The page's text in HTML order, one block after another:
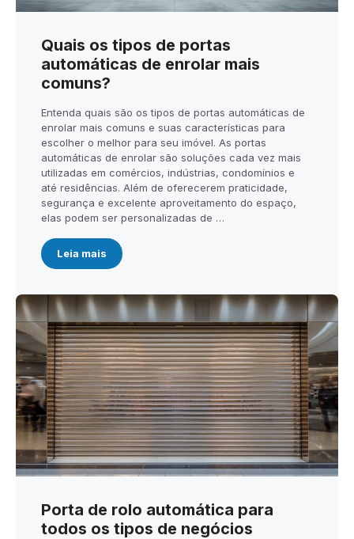
Quais os tipos de portas
automáticas de enrolar mais
comuns?
Entenda quais são os tipos de portas automáticas de
enrolar mais comuns e suas características para
escolher o melhor para seu imóvel. As portas
automáticas de enrolar são soluções cada vez mais
utilizadas em comércios, indústrias, condomínios e
até residências. Além de oferecerem praticidade,
segurança e excelente aproveitamento do espaço,
elas podem ser personalizadas de …
Leia mais
Porta de rolo automática para
todos os tipos de negócios